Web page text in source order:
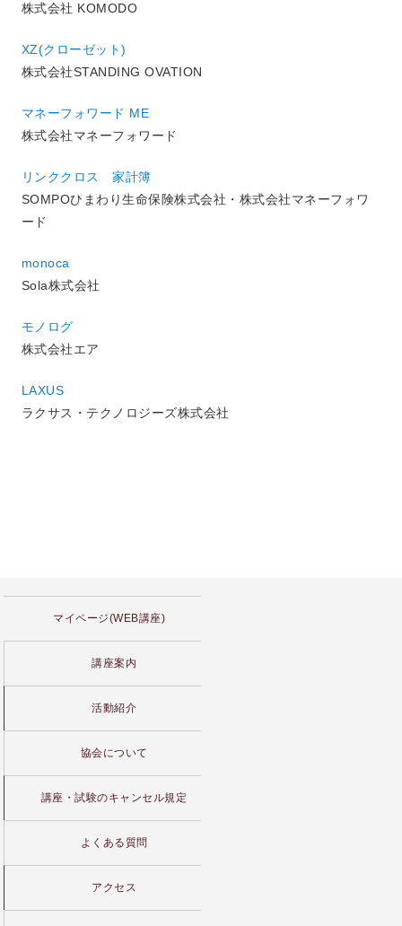
株式会社 KOMODO
XZ(クローゼット)
株式会社STANDING OVATION
マネーフォワード ME
株式会社マネーフォワード
リンククロス 家計簿
SOMPOひまわり生命保険株式会社・株式会社マネーフォワ
ード
monoca
Sola株式会社
モノログ
株式会社エア
LAXUS
ラクサス・テクノロジーズ株式会社
マイページ(WEB講座)
講座案内
活動紹介
協会について
講座・試験のキャンセル規定
よくある質問
アクセス